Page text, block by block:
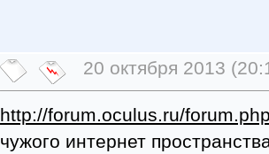
20 октября 2013
http://forum.oculus.ru/
чужого интернет